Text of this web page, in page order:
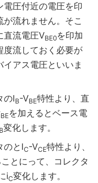
電圧付近の電圧を印
流れません。そこ
直流電圧VBE0を印加
度流しておく必要が
アス電圧といいま
のIB-VBE特性より、直
BEを加えるとベース電
B変化します。
のとIC-VCE特性より、
とにって、コレクタ
iC変化します。